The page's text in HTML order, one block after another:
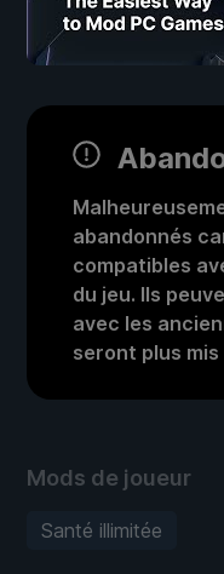
abandonnés
compatibles
du jeu. Ils
avec les
seront plus mis
Mods de joueur
Santé illimitée